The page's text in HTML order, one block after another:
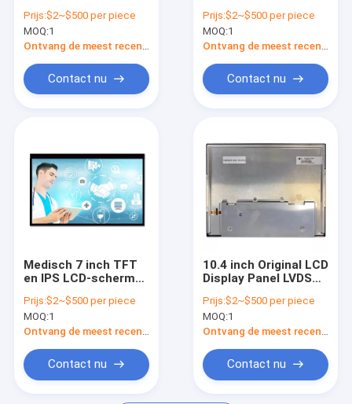
Producten
Video's
VR-show
Kwaliteitscontrole
Nieuws
Vraag een offerte
TFT-schermpaneel
Prijs:$2~$500 per piece
MOQ:1
Ontvang de meest recente Prijs
Contact nu
Helderheid 650 Nits
Prijs:$2~$500 per piece
MOQ:1
Ontvang de meest recente Prijs
Contact nu
Medisch 7 inch TFT
en IPS LCD-scherm
1024*600
Prijs:$2~$500 per piece
MOQ:1
Ontvang de meest recente Prijs
Contact nu
10.4 inch Original LCD
Display Panel LVDS
P1040XGF1MA00
Prijs:$2~$500 per piece
MOQ:1
Ontvang de meest recente Prijs
Contact nu